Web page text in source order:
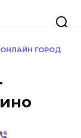
ОНЛАЙН ГОРОД